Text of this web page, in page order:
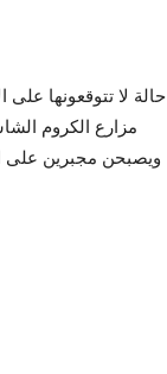
حالة لا تتوقعونها
مزارع الكروم
ويصبحن مجبرين على